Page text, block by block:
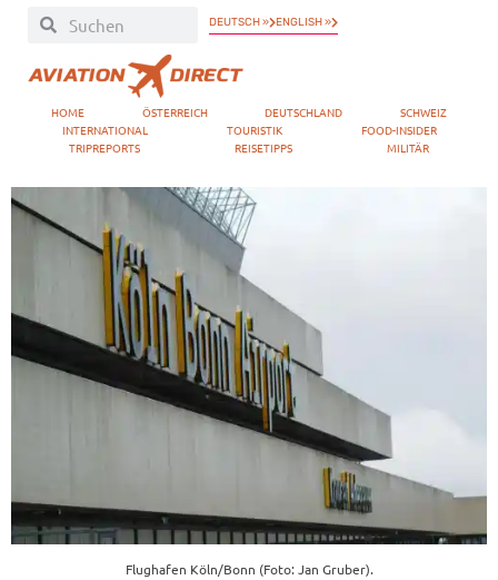
DEUTSCH » ENGLISH »
HOME ÖSTERREICH DEUTSCHLAND
SCHWEIZ
INTERNATIONAL
TOURISTIK
FOOD-INSIDER
TRIPREPORTS
REISETIPPS MILITÄR
Flughafen Köln/Bonn (Foto: Jan Gruber).